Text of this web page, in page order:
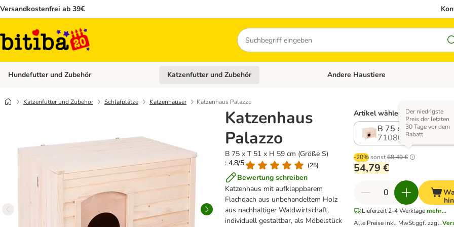
Versandkostenfrei ab 39€
Suchen
Hundefutter und Zubehör Kategorie-Menü öffnen: Hundefutter und Zubehör
Katzenfutter und Zubehör Kategorie-Menü öffnen: Katzenfutter und
Andere Haustiere
Katzenfutter und Zubehör Schlafplätze Katzenhäuser Katzenhaus Palazzo
Katzenhaus
Palazzo
B 75 x T 51 x H 59 cm (Größe S)
: 4.8/5
(25)
Bewertung schreiben
Katzenhaus mit aufklappbarem
Flachdach aus unbehandeltem Holz
aus nachhaltiger Waldwirtschaft,
individuell gestaltbar, als Möbelstück
Artikel wählen (2 Varianten)
B 75 x T 51 x H 59
710808.0
-20%sonst68,49 €
Der niedrigste
Preis der letzten
30 Tage vor dem
Rabatt
54,79 €
Lieferzeit 2-4 Werktagemehr...
Alle Preise inkl. MwSt.ggf. zzgl.